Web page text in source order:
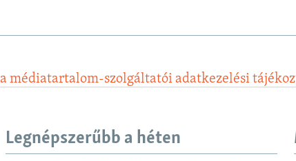
a médiatartalom-szolgáltatói adatkezelési
Legnépszerűbb a héten